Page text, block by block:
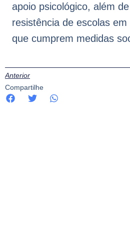
apoio psicológico, além
resistência de escolas
que cumprem medidas
Anterior
Compartilhe